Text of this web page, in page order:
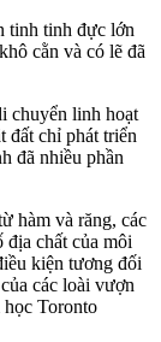
tinh tinh đực lớn
cằn và có lẽ đã
chuyển linh hoạt
đất chỉ phát triển
đã nhiều phần
hàm và răng, các
địa chất của môi
kiện tương đối
các loài vượn
Toronto